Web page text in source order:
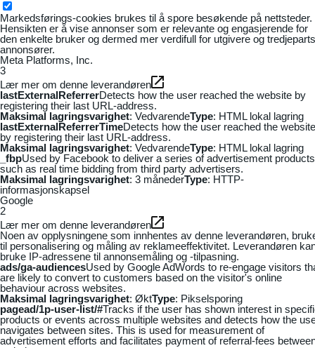
Markedsførings-cookies brukes til å spore besøkende på nettsteder.
Hensikten er å vise annonser som er relevante og engasjerende for
den enkelte bruker og dermed mer verdifull for utgivere og tredjeparts
annonsører.
Meta Platforms, Inc.
3
Lær mer om denne leverandøren
lastExternalReferrerDetects how the user reached the website by
registering their last URL-address.
Maksimal lagringsvarighet: VedvarendeType: HTML lokal lagring
lastExternalReferrerTimeDetects how the user reached the website
by registering their last URL-address.
Maksimal lagringsvarighet: VedvarendeType: HTML lokal lagring
_fbpUsed by Facebook to deliver a series of advertisement products
such as real time bidding from third party advertisers.
Maksimal lagringsvarighet: 3 månederType: HTTP-
informasjonskapsel
Google
2
Lær mer om denne leverandøren
Noen av opplysningene som innhentes av denne leverandøren,
til personalisering og måling av reklameeffektivitet. Leverandøren
bruke IP-adressene til annonsemåling og -tilpasning.
ads/ga-audiencesUsed by Google AdWords to re-engage visitors
are likely to convert to customers based on the visitor's online
behaviour across websites.
Maksimal lagringsvarighet: ØktType: Pikselsporing
pagead/1p-user-list/#Tracks if the user has shown interest in
products or events across multiple websites and detects how the
navigates between sites. This is used for measurement of
advertisement efforts and facilitates payment of referral-fees